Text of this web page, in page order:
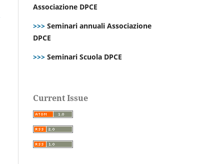
Associazione DPCE
>>> Seminari annuali Associazione
DPCE
>>> Seminari Scuola DPCE
Current Issue